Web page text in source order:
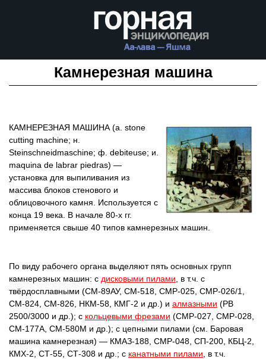
Камнерезная машина
КАМНЕРЕЗНАЯ МАШИНА (а. stone
cutting machine; н.
Steinschneidmaschine; ф. debiteuse; и.
maquina de labrar piedras) —
установка для выпиливания из
массива блоков стенового и
облицовочного камня. Используется с
конца 19 века. В начале 80-х гг.
применяется свыше 40 типов камнерезных машин.
По виду рабочего органа выделяют пять основных групп
камнерезных машин: с дисковыми пилами , в т.ч. с
твёрдосплавными (СМ-89АУ, СМ-518, СМР-025, СМР-026/1,
СМ-824, СМ-826, НКМ-58, КМГ-2 и др.) и алмазными (PB
2500/3000 и др.); с кольцевыми фрезами (СМР-027, СМР-028,
СМ-177А, СМ-580М и др.); с цепными пилами (см. Баровая
машина камнерезная) — КМАЗ-188, СМР-048, СП-200, КБЦ-2,
КМХ-2, СТ-55, СТ-308 и др.; с канатными пилами , в т.ч.